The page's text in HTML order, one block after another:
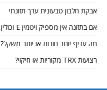
אבקת חלבון טבעונית ערך תזונתי
אם בתזונה אין מספיק ויטמין E וכולין, כדאי לצרוך תוספים שלהם להשלמה
מה עדיף יותר חזרות או יותר משקל?
רצועות TRX מקוריות או חיקוי?